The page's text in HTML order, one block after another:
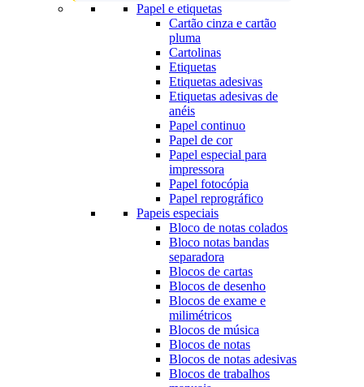
Papel e etiquetas
Cartão cinza e cartão
pluma
Cartolinas
Etiquetas
Etiquetas adesivas
Etiquetas adesivas de
anéis
Papel continuo
Papel de cor
Papel especial para
impressora
Papel fotocópia
Papel reprográfico
Papeis especiais
Bloco de notas colados
Bloco notas bandas
separadora
Blocos de cartas
Blocos de desenho
Blocos de exame e
milimétricos
Blocos de música
Blocos de notas
Blocos de notas adesivas
Blocos de trabalhos